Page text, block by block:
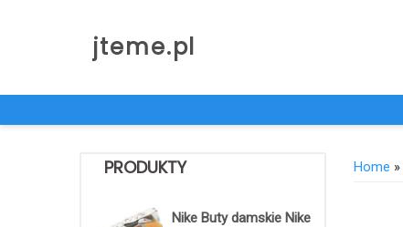
jteme.pl
PRODUKTY
Nike Buty damskie Nike
Home »